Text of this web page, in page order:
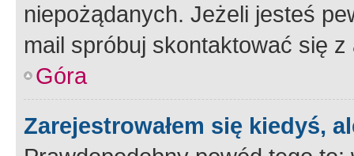
niepożądanych. Jeżeli jesteś
mail spróbuj skontaktować się
Góra
Zarejestrowałem się kiedyś,